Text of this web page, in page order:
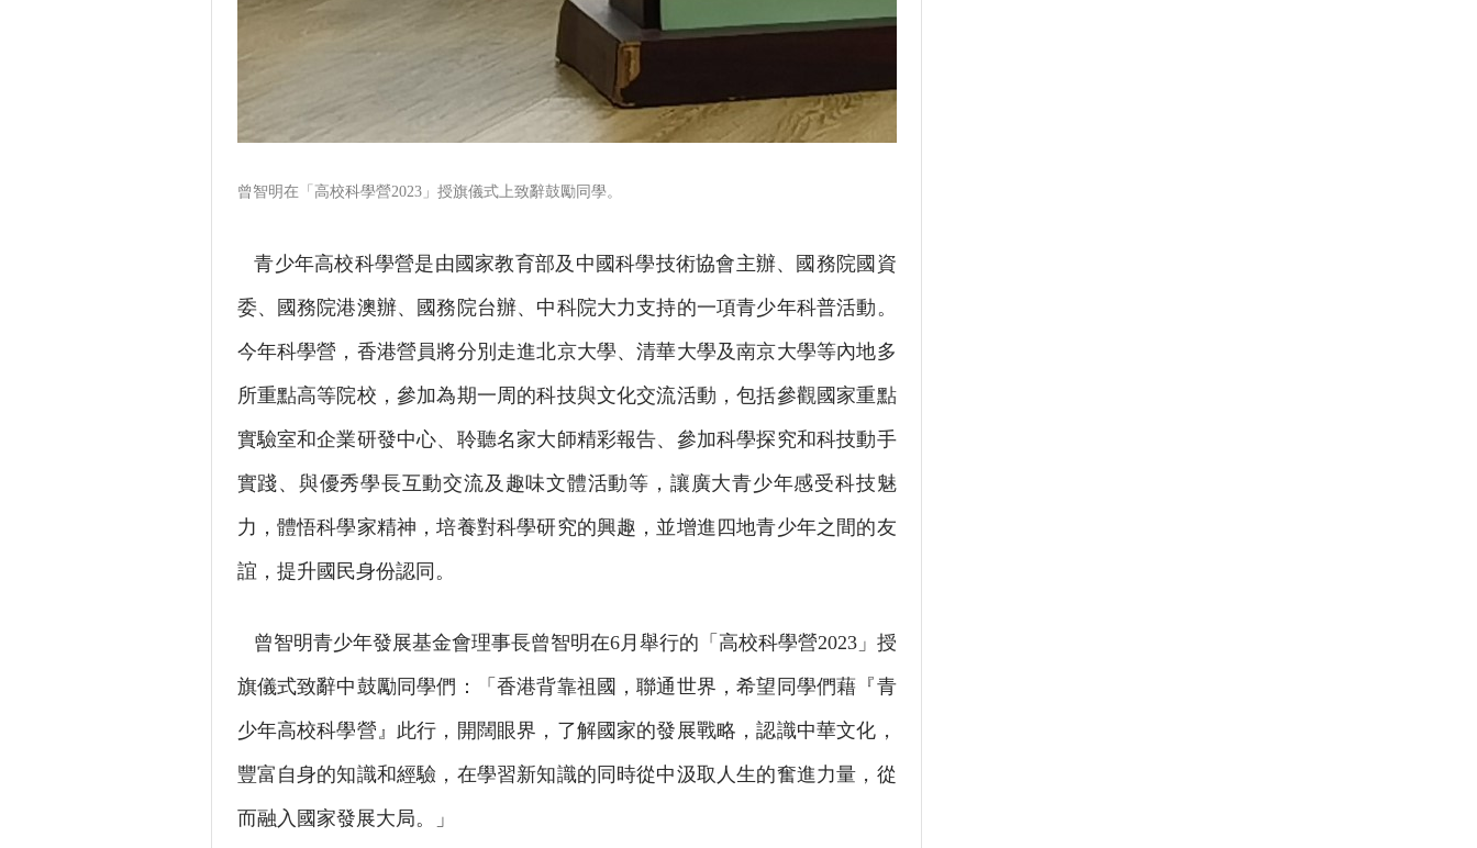
曾智明在「高校科學營2023」授旗儀式上致辭鼓勵同學。
青少年高校科學營是由國家教育部及中國科學技術協會主辦、國務院國資
委、國務院港澳辦、國務院台辦、中科院大力支持的一項青少年科普活動。
今年科學營，香港營員將分別走進北京大學、清華大學及南京大學等內地多
所重點高等院校，參加為期一周的科技與文化交流活動，包括參觀國家重點
實驗室和企業研發中心、聆聽名家大師精彩報告、參加科學探究和科技動手
實踐、與優秀學長互動交流及趣味文體活動等，讓廣大青少年感受科技魅
力，體悟科學家精神，培養對科學研究的興趣，並增進四地青少年之間的友
誼，提升國民身份認同。
曾智明青少年發展基金會理事長曾智明在6月舉行的「高校科學營2023」授
旗儀式致辭中鼓勵同學們：「香港背靠祖國，聯通世界，希望同學們藉『青
少年高校科學營』此行，開闊眼界，了解國家的發展戰略，認識中華文化，
豐富自身的知識和經驗，在學習新知識的同時從中汲取人生的奮進力量，從
而融入國家發展大局。」